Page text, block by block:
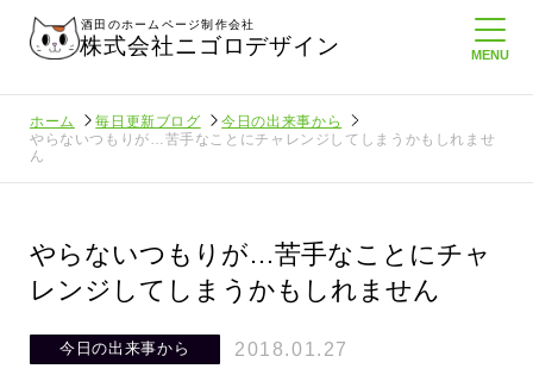
酒田のホームページ制作会社
株式会社ニゴロデザイン
ホーム 毎日更新ブログ
今日の出来事から
やらないつもりが…苦手なことにチャレンジしてしまうかもしれませ
ん
やらないつもりが…苦手なことにチャ
レンジしてしまうかもしれません
今日の出来事から 2018.01.27